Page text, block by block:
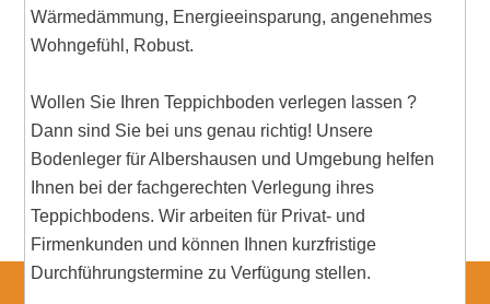
Wärmedämmung, Energieeinsparung, angenehmes
Wohngefühl, Robust.
Wollen Sie Ihren Teppichboden verlegen lassen ?
Dann sind Sie bei uns genau richtig! Unsere
Bodenleger für Albershausen und Umgebung helfen
Ihnen bei der fachgerechten Verlegung ihres
Teppichbodens. Wir arbeiten für Privat- und
Firmenkunden und können Ihnen kurzfristige
Durchführungstermine zu Verfügung stellen.